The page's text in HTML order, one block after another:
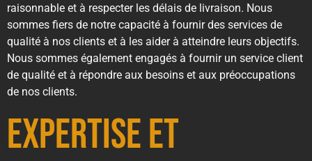
raisonnable et à respecter les délais de livraison. Nous
sommes fiers de notre capacité à fournir des services de
qualité à nos clients et à les aider à atteindre leurs objectifs.
Nous sommes également engagés à fournir un service client
de qualité et à répondre aux besoins et aux préoccupations
de nos clients.
Expertise et